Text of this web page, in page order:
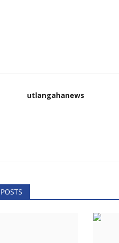
utlangahanews
विश्व आदिवासी शांतिपूर्ण तरीके से मनाया गया